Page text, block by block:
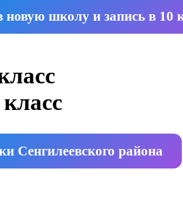
новую школу и запись в 10
Сенгилеевского района